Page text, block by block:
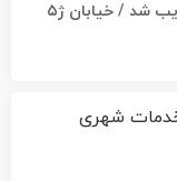
۳ باب مغازه محدوده پستک خریداری و تخریب شد / خیابان ژ۵